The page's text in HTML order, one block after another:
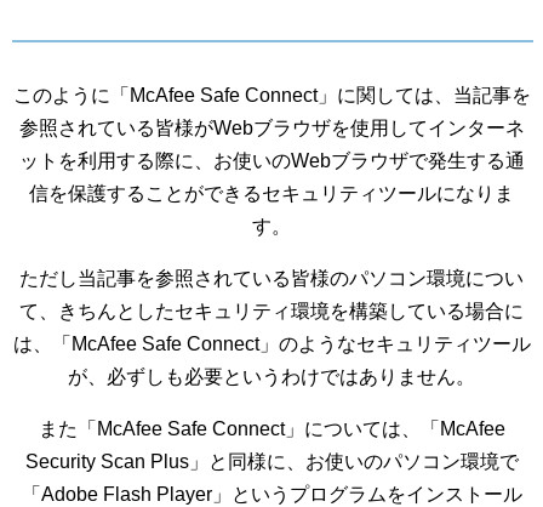
このように「McAfee Safe Connect」に関しては、当記事を
参照されている皆様がWebブラウザを使用してインターネ
ットを利用する際に、お使いのWebブラウザで発生する通
信を保護することができるセキュリティツールになりま
す。
ただし当記事を参照されている皆様のパソコン環境につい
て、きちんとしたセキュリティ環境を構築している場合に
は、「McAfee Safe Connect」のようなセキュリティツール
が、必ずしも必要というわけではありません。
また「McAfee Safe Connect」については、「McAfee
Security Scan Plus」と同様に、お使いのパソコン環境で
「Adobe Flash Player」というプログラムをインストール